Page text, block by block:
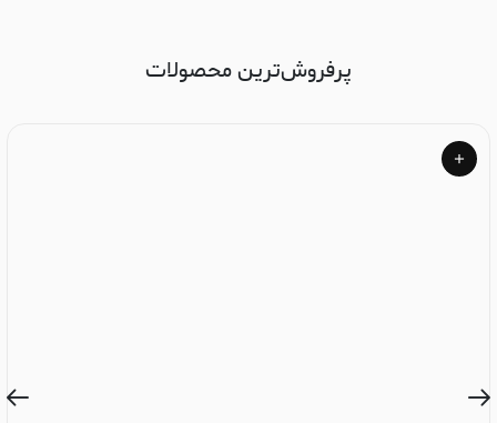
پرفروش‌ترین محصولات